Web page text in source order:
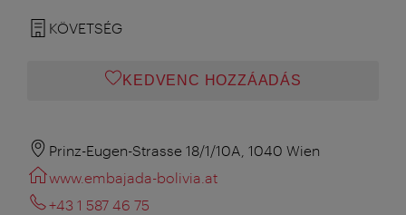
KÖVETSÉG
KEDVENC HOZZÁADÁS
Prinz-Eugen-Strasse 18/1/10A, 1040 Wien
www.embajada-bolivia.at
+43 1 587 46 75